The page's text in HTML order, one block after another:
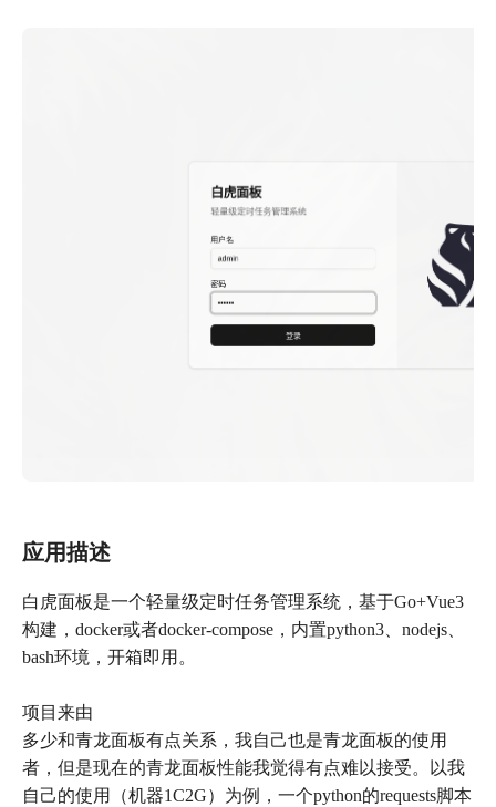
应用描述
白虎面板是一个轻量级定时任务管理系统，基于Go+Vue3
构建，docker或者docker-compose，内置python3、nodejs、
bash环境，开箱即用。
项目来由
多少和青龙面板有点关系，我自己也是青龙面板的使用
者，但是现在的青龙面板性能我觉得有点难以接受。以我
自己的使用（机器1C2G）为例，一个python的requests脚本